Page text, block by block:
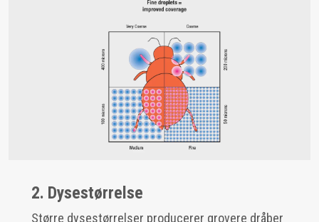
2. Dysestørrelse
Større dysestørrelser producerer grovere dråber